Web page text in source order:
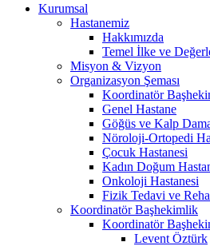
Kurumsal
Hastanemiz
Hakkımızda
Temel İlke ve
Misyon & Vizyon
Organizasyon Şeması
Koordinatör
Genel Hastane
Göğüs ve Kalp
Nöroloji-Ortopedi
Çocuk Hastanesi
Kadın Doğum
Onkoloji Hastanesi
Fizik Tedavi ve
Koordinatör Başhekimlik
Koordinatör
Levent Öztürk